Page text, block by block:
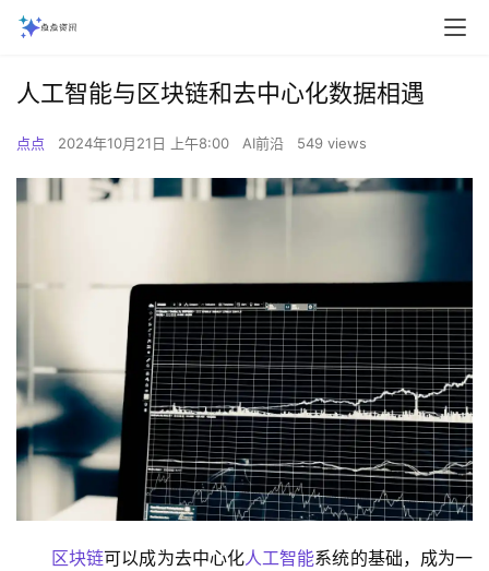
人工智能与区块链和去中心化数据相遇
点点 2024年10月21日 上午8:00 AI前沿 549 views
区块链可以成为去中心化人工智能系统的基础，成为一